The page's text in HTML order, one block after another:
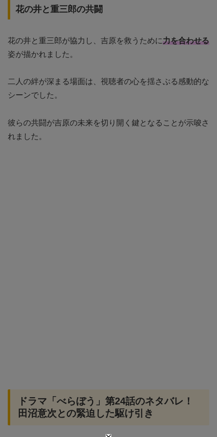
花の井と重三郎の共闘
花の井と重三郎が協力し、吉原を救うために力を合わせる
姿が描かれました。
二人の絆が深まる場面は、視聴者の心を揺さぶる感動的な
シーンでした。
彼らの共闘が吉原の未来を切り開く鍵となることが示唆さ
れました。
ドラマ「べらぼう」第24話のネタバレ！
田沼意次との緊迫した駆け引き